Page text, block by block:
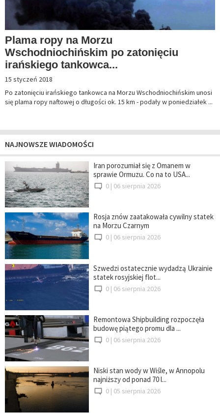
Plama ropy na Morzu
Wschodniochińskim po zatonięciu
irańskiego tankowca...
15 styczeń 2018
Po zatonięciu irańskiego tankowca na Morzu Wschodniochińskim unosi
się plama ropy naftowej o długości ok. 15 km - podały w poniedziałek ...
NAJNOWSZE WIADOMOŚCI
Iran porozumiał się z Omanem w
sprawie Ormuzu. Co na to USA...
0 | 06 sierpnia 2026
Rosja znów zaatakowała cywilny statek
na Morzu Czarnym
0 | 06 sierpnia 2026
Szwedzi ostatecznie wydadzą Ukrainie
statek rosyjskiej flot...
0 | 06 sierpnia 2026
Remontowa Shipbuilding rozpoczęła
budowę piątego promu dla ...
0 | 06 sierpnia 2026
Niski stan wody w Wiśle, w Annopolu
najniższy od ponad 70 l...
0 | 05 sierpnia 2026